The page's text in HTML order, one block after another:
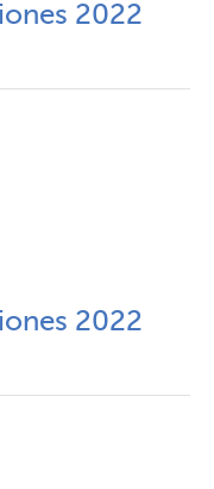
2022
2022